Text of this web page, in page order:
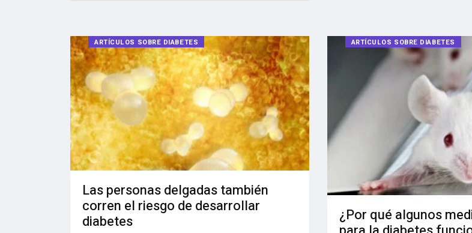
ARTÍCULOS SOBRE DIABETES
Las personas delgadas también
corren el riesgo de desarrollar
diabetes
ARTÍCULOS SOBRE DIABETES
¿Por qué algunos